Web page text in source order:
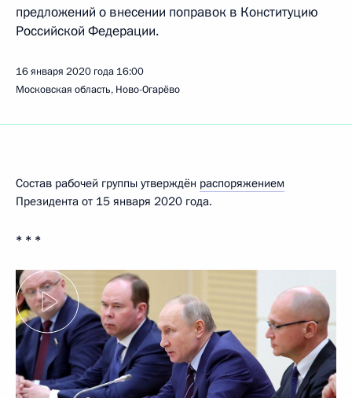
предложений о внесении поправок в Конституцию
Российской Федерации.
16 января 2020 года 16:00
Московская область, Ново-Огарёво
Состав рабочей группы утверждён распоряжением
Президента от 15 января 2020 года.
* * *